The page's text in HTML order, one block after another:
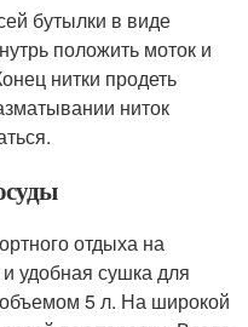
бутылки в виде
положить моток и
нитки продеть
ниток
отдыха на
удобная сушка для
5 л. На широкой